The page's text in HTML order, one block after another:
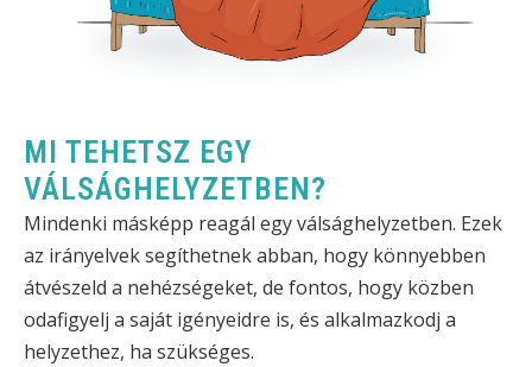
MI TEHETSZ EGY
VÁLSÁGHELYZETBEN?
Mindenki másképp reagál egy válsághelyzetben. Ezek
az irányelvek segíthetnek abban, hogy könnyebben
átvészeld a nehézségeket, de fontos, hogy közben
odafigyelj a saját igényeidre is, és alkalmazkodj a
helyzethez, ha szükséges.